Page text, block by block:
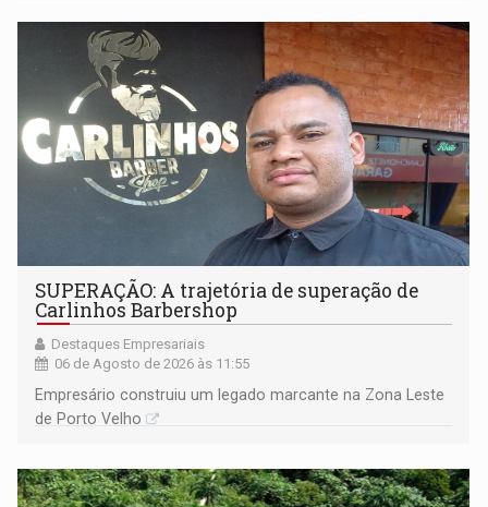
SUPERAÇÃO: A trajetória de superação de
Carlinhos Barbershop
Destaques Empresariais
06 de Agosto de 2026 às 11:55
Empresário construiu um legado marcante na Zona Leste
de Porto Velho